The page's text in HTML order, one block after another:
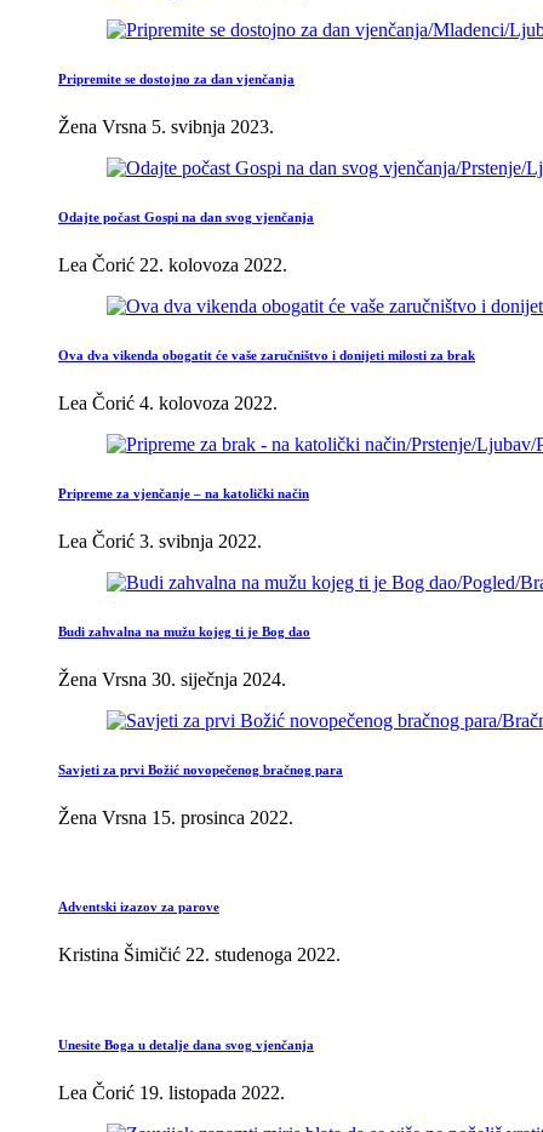
Pripremite se dostojno za dan vjenčanja
Žena Vrsna 5. svibnja 2023.
Odajte počast Gospi na dan svog vjenčanja
Lea Čorić 22. kolovoza 2022.
Ova dva vikenda obogatit će vaše zaručništvo i donijeti milosti za brak
Lea Čorić 4. kolovoza 2022.
Pripreme za vjenčanje – na katolički način
Lea Čorić 3. svibnja 2022.
Budi zahvalna na mužu kojeg ti je Bog dao
Žena Vrsna 30. siječnja 2024.
Savjeti za prvi Božić novopečenog bračnog para
Žena Vrsna 15. prosinca 2022.
Adventski izazov za parove
Kristina Šimičić 22. studenoga 2022.
Unesite Boga u detalje dana svog vjenčanja
Lea Čorić 19. listopada 2022.